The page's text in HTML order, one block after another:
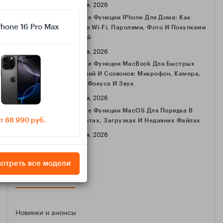
16 Апреля, 2026
Полезные Функции IPhone Для Дома: Как
Делиться Wi‑Fi, Паролями, Фото И Покупками
С Семьёй
16 Апреля, 2026
Полезные Функции MacBook Для Быстрых
Совещаний И Созвонов: Микрофон, Камера,
Режимы Фокуса И Звук
16 Апреля, 2026
Полезные Функции MacOS Для Порядка В
Скриншотах, Загрузках И Недавних Файлах
16 Апреля, 2026
КАТЕГОРИИ
Новинки и анонсы
16 Pro Max
88 990 руб.
все модели